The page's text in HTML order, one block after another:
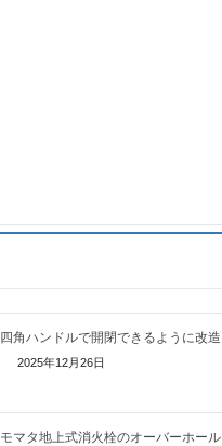
四角ハンドルで開閉できるように改造
2025年12月26日
モマタ地上式消火栓のオーバーホール